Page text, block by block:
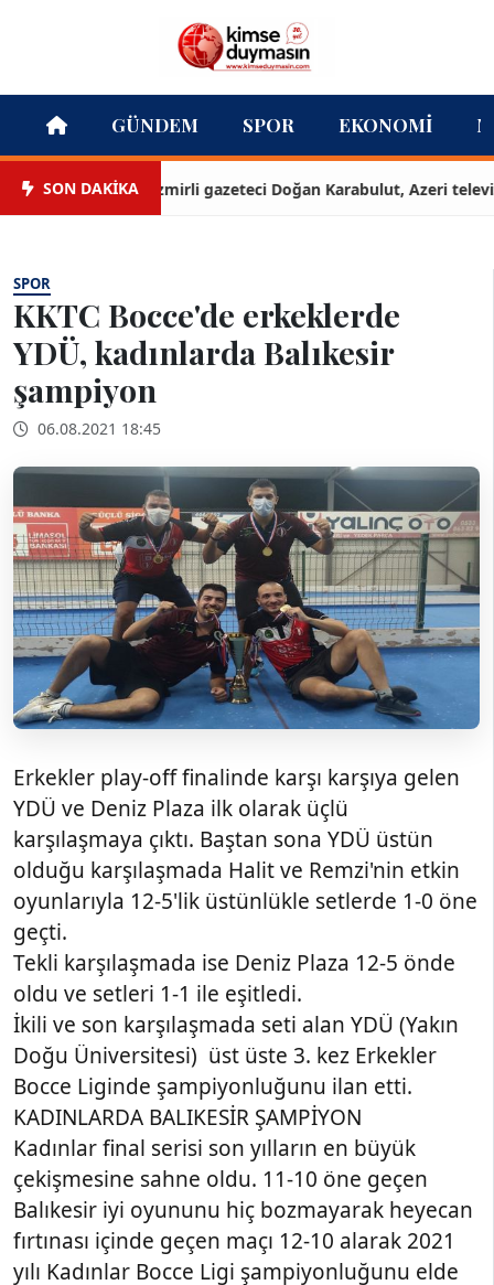
GÜNDEM SPOR EKONOMI
SON DAKİKAİzmirli gazeteci Doğan Karabulut, Azeri
SPOR
KKTC Bocce'de erkeklerde
YDÜ, kadınlarda Balıkesir
şampiyon
06.08.2021 18:45
Erkekler play-off finalinde karşı karşıya gelen
YDÜ ve Deniz Plaza ilk olarak üçlü
karşılaşmaya çıktı. Baştan sona YDÜ üstün
olduğu karşılaşmada Halit ve Remzi'nin etkin
oyunlarıyla 12-5'lik üstünlükle setlerde 1-0 öne
geçti.
Tekli karşılaşmada ise Deniz Plaza 12-5 önde
oldu ve setleri 1-1 ile eşitledi.
İkili ve son karşılaşmada seti alan YDÜ (Yakın
Doğu Üniversitesi) üst üste 3. kez Erkekler
Bocce Liginde şampiyonluğunu ilan etti.
KADINLARDA BALIKESİR ŞAMPİYON
Kadınlar final serisi son yılların en büyük
çekişmesine sahne oldu. 11-10 öne geçen
Balıkesir iyi oyununu hiç bozmayarak heyecan
fırtınası içinde geçen maçı 12-10 alarak 2021
yılı Kadınlar Bocce Ligi şampiyonluğunu elde